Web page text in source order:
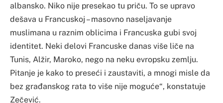
albansko. Niko nije presekao tu priču. To se upravo
dešava u Francuskoj – masovno naseljavanje
muslimana u raznim oblicima i Francuska gubi svoj
identitet. Neki delovi Francuske danas više liče na
Tunis, Alžir, Maroko, nego na neku evropsku zemlju.
Pitanje je kako to preseći i zaustaviti, a mnogi misle da
bez građanskog rata to više nije moguće“, konstatuje
Zečević.